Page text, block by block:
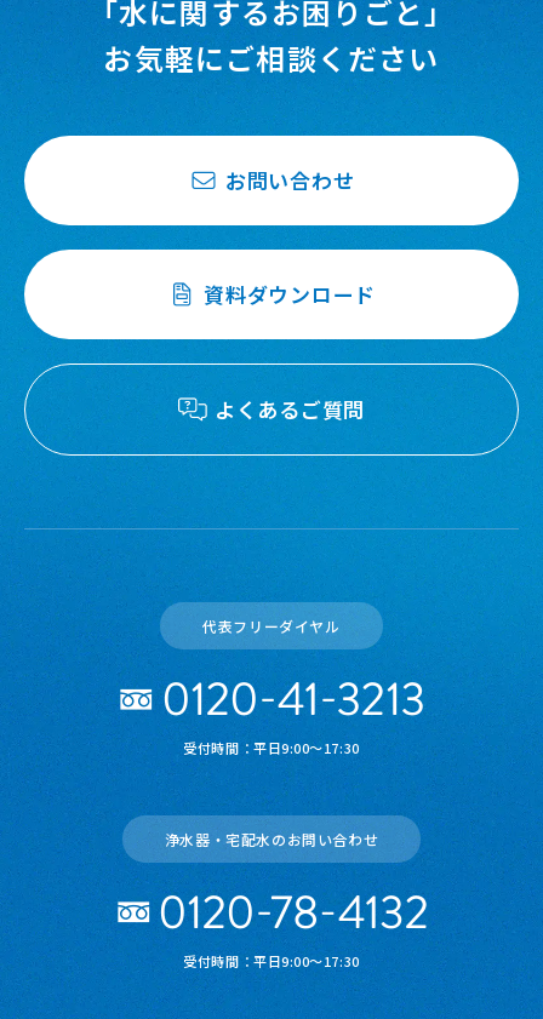
「水に関するお困りごと」
お気軽にご相談ください
お問い合わせ
資料ダウンロード
よくあるご質問
代表フリーダイヤル
受付時間：平日9:00～17:30
浄水器・宅配水のお問い合わせ
受付時間：平日9:00～17:30